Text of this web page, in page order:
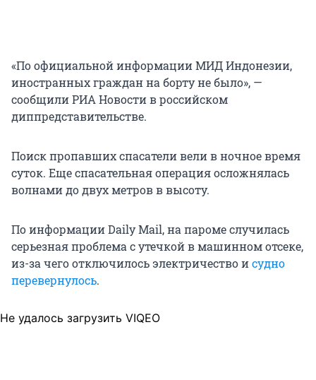
«По официальной информации МИД Индонезии,
иностранных граждан на борту не было», —
сообщили РИА Новости в российском
диппредставительстве.
Поиск пропавших спасатели вели в ночное время
суток. Еще спасательная операция осложнялась
волнами до двух метров в высоту.
По информации Daily Mail, на пароме случилась
серьезная проблема с утечкой в машинном отсеке,
из-за чего отключилось электричество исудно
перевернулось.
Не удалось загрузить VIQEO